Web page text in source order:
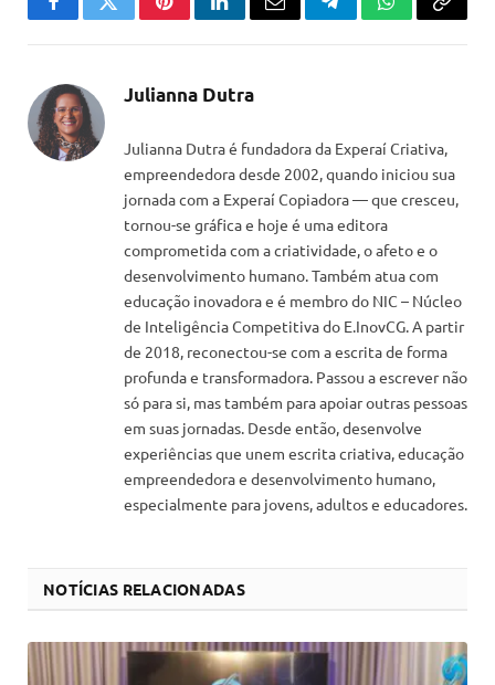
FacebookTwitterPinterestLinkedInEmail TelegramWhatsApp
Copiar
Julianna Dutra
Julianna Dutra é fundadora da Experaí Criativa,
empreendedora desde 2002, quando iniciou sua
jornada com a Experaí Copiadora — que cresceu,
tornou-se gráfica e hoje é uma editora
comprometida com a criatividade, o afeto e o
desenvolvimento humano. Também atua com
educação inovadora e é membro do NIC – Núcleo
de Inteligência Competitiva do E.InovCG. A partir
de 2018, reconectou-se com a escrita de forma
profunda e transformadora. Passou a escrever não
só para si, mas também para apoiar outras pessoas
em suas jornadas. Desde então, desenvolve
experiências que unem escrita criativa, educação
empreendedora e desenvolvimento humano,
especialmente para jovens, adultos e educadores.
NOTÍCIAS RELACIONADAS